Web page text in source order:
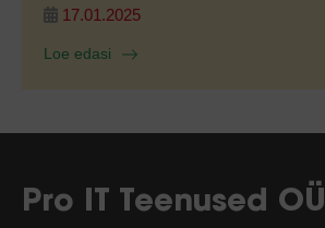
17.01.2025
Loe edasi
Pro IT Teenused OÜ